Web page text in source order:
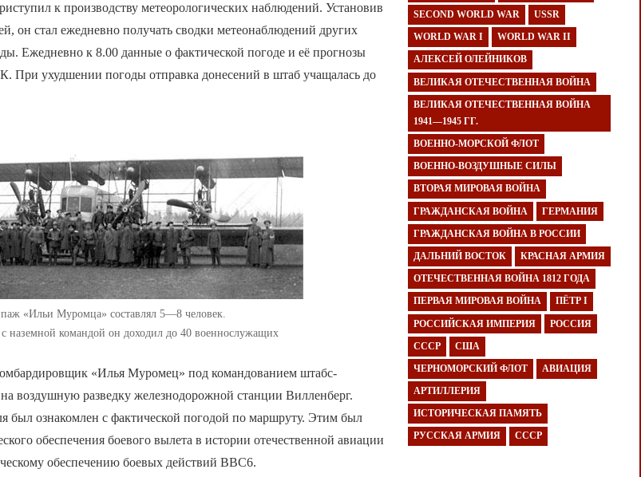
к производству метеорологических наблюдений. Установив
он стал ежедневно получать сводки метеонаблюдений других
Ежедневно к 8.00 данные о фактической погоде и её прогнозы
При ухудшении погоды отправка донесений в штаб учащалась до
«Ильи Муромца» составлял 5—8 человек.
с наземной командой он доходил до 40 военнослужащих
«Илья Муромец» под командованием штабс-
воздушную разведку железнодорожной станции Вилленберг.
был ознакомлен с фактической погодой по маршруту. Этим был
обеспечения боевого вылета в истории отечественной авиации
обеспечению боевых действий ВВС6.
SECOND WORLD WAR USSR
WORLD WAR I WORLD WAR II
АЛЕКСЕЙ ОЛЕЙНИКОВ
ВЕЛИКАЯ ОТЕЧЕСТВЕННАЯ ВОЙНА
ВЕЛИКАЯ ОТЕЧЕСТВЕННАЯ ВОЙНА
1941—1945 ГГ.
ВОЕННО-МОРСКОЙ ФЛОТ
ВОЕННО-ВОЗДУШНЫЕ СИЛЫ
ВТОРАЯ МИРОВАЯ ВОЙНА
ГРАЖДАНСКАЯ ВОЙНА ГЕРМАНИЯ
ГРАЖДАНСКАЯ ВОЙНА В РОССИИ
ДАЛЬНИЙ ВОСТОК КРАСНАЯ АРМИЯ
ОТЕЧЕСТВЕННАЯ ВОЙНА 1812 ГОДА
ПЕРВАЯ МИРОВАЯ ВОЙНА ПЁТР I
РОССИЙСКАЯ ИМПЕРИЯ РОССИЯ
СССР США
ЧЕРНОМОРСКИЙ ФЛОТ АВИАЦИЯ
АРТИЛЛЕРИЯ
ИСТОРИЧЕСКАЯ ПАМЯТЬ
РУССКАЯ АРМИЯ СССР